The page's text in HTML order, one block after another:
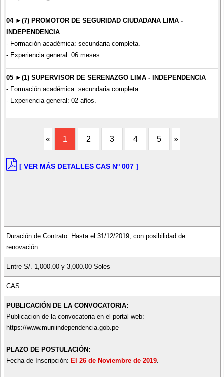
04 ►(7) PROMOTOR DE SEGURIDAD CIUDADANA LIMA -
INDEPENDENCIA
- Formación académica: secundaria completa.
- Experiencia general: 06 meses.
05 ►(1) SUPERVISOR DE SERENAZGO LIMA - INDEPENDENCIA
- Formación académica: secundaria completa.
- Experiencia general: 02 años.
« 1 2 3 4 5 »
[ VER MÁS DETALLES CAS Nº 007 ]
Duración de Contrato: Hasta el 31/12/2019, con posibilidad de
renovación.
Entre S/. 1,000.00 y 3,000.00 Soles
CAS
PUBLICACIÓN DE LA CONVOCATORIA:
Publicacion de la convocatoria en el portal web:
https://www.muniindependencia.gob.pe
PLAZO DE POSTULACIÓN:
Fecha de Inscripción: El 26 de Noviembre de 2019.